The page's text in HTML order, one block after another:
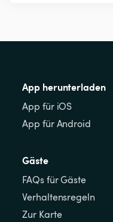
App herunterladen
App für iOS
App für Android
Gäste
FAQs für Gäste
Verhaltensregeln
Zur Karte